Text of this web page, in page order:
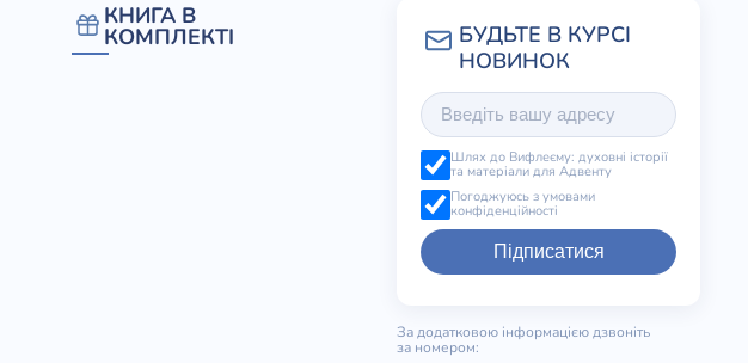
КНИГА В
КОМПЛЕКТІ
Шлях до Вифлеєму: духовні історії
та матеріали для Адвенту
Погоджуюсь з умовами
конфіденційності
Підписатися
За додатковою інформацією дзвоніть
за номером: